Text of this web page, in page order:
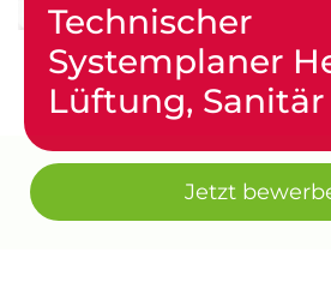
Technischer
Systemplaner
Lüftung,
Jetzt